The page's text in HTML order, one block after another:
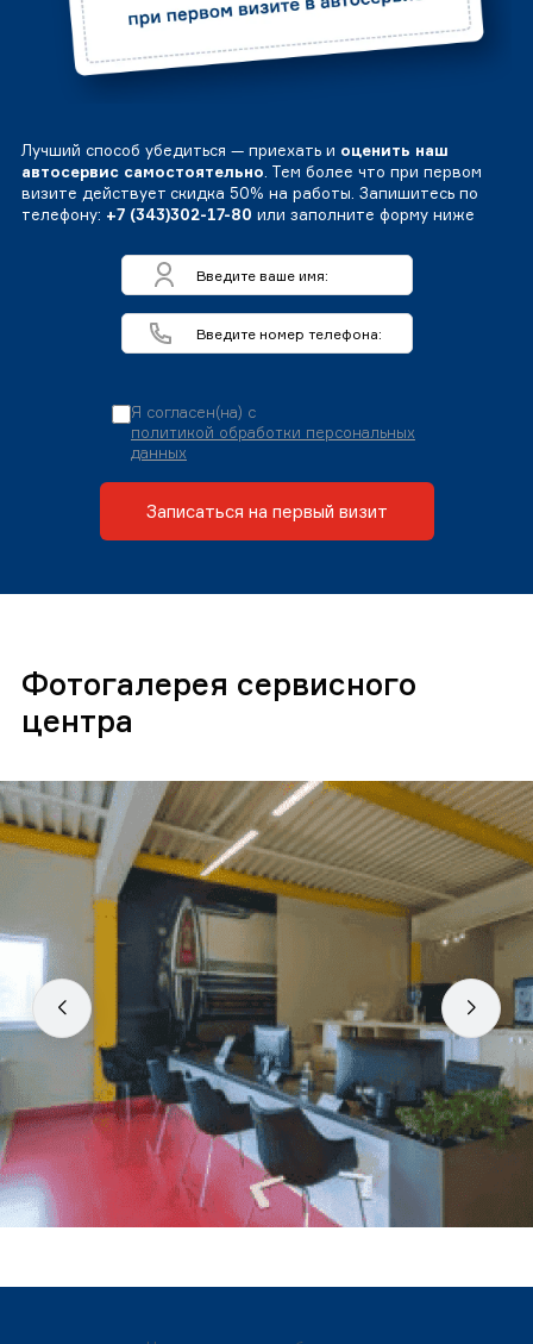
Лучший способ убедиться — приехать и оценить наш
автосервис самостоятельно. Тем более что при первом
визите действует скидка 50% на работы. Запишитесь по
телефону: +7 (343)302-17-80 или заполните форму ниже
Я согласен(на) с
политикой обработки персональных
данных
Записаться на первый визит
Фотогалерея сервисного
центра